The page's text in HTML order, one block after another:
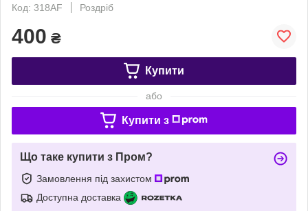
Код: 318АF
Роздріб
400 ₴
Купити
або
Купити з
Що таке купити з Пром?
Замовлення під захистом
Доступна доставка